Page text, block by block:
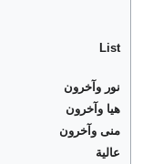
List
نور وآخرون
هيا وآخرون
منى وآخرون
عالية